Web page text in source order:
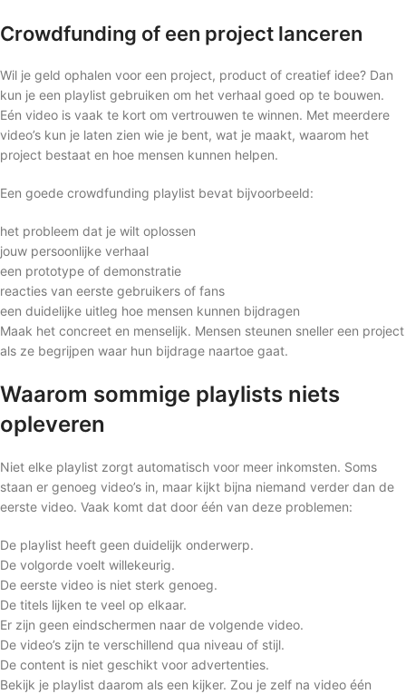
Crowdfunding of een project lanceren
Wil je geld ophalen voor een project, product of creatief idee? Dan
kun je een playlist gebruiken om het verhaal goed op te bouwen.
Eén video is vaak te kort om vertrouwen te winnen. Met meerdere
video’s kun je laten zien wie je bent, wat je maakt, waarom het
project bestaat en hoe mensen kunnen helpen.
Een goede crowdfunding playlist bevat bijvoorbeeld:
het probleem dat je wilt oplossen
jouw persoonlijke verhaal
een prototype of demonstratie
reacties van eerste gebruikers of fans
een duidelijke uitleg hoe mensen kunnen bijdragen
Maak het concreet en menselijk. Mensen steunen sneller een project
als ze begrijpen waar hun bijdrage naartoe gaat.
Waarom sommige playlists niets
opleveren
Niet elke playlist zorgt automatisch voor meer inkomsten. Soms
staan er genoeg video’s in, maar kijkt bijna niemand verder dan de
eerste video. Vaak komt dat door één van deze problemen:
De playlist heeft geen duidelijk onderwerp.
De volgorde voelt willekeurig.
De eerste video is niet sterk genoeg.
De titels lijken te veel op elkaar.
Er zijn geen eindschermen naar de volgende video.
De video’s zijn te verschillend qua niveau of stijl.
De content is niet geschikt voor advertenties.
Bekijk je playlist daarom als een kijker. Zou je zelf na video één